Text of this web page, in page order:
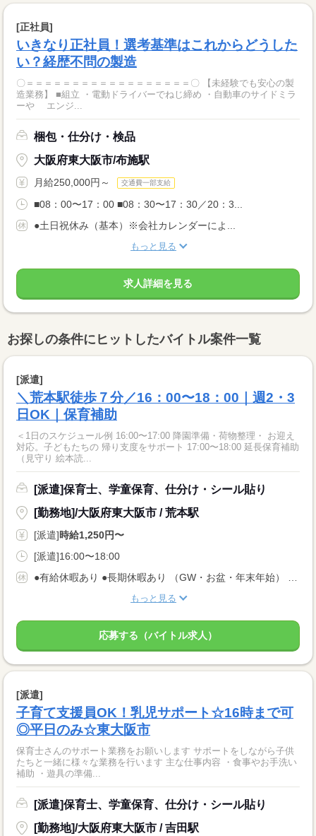
[正社員]
いきなり正社員！選考基準はこれからどうした
い？経歴不問の製造
〇＝＝＝＝＝＝＝＝＝＝＝＝＝＝＝＝＝＝〇 【未経験でも安心の製
造業務】 ■組立 ・電動ドライバーでねじ締め ・自動車のサイドミラ
ーや エンジ...
梱包・仕分け・検品
大阪府東大阪市/布施駅
月給250,000円～ 交通費一部支給
■08：00〜17：00 ■08：30〜17：30／20：3...
●土日祝休み（基本）※会社カレンダーによ...
もっと見る
求人詳細を見る
お探しの条件にヒットしたバイトル案件一覧
[派遣]
＼荒本駅徒歩７分／16：00〜18：00｜週2・3
日OK｜保育補助
＜1日のスケジュール例 16:00〜17:00 降園準備・荷物整理・ お迎え
対応。子どもたちの 帰り支度をサポート 17:00〜18:00 延長保育補助
（見守り 絵本読...
[派遣]保育士、学童保育、仕分け・シール貼り
[勤務地]/大阪府東大阪市 / 荒本駅
[派遣]時給1,250円〜
[派遣]16:00〜18:00
もっと見る
応募する（バイトル求人）
[派遣]
子育て支援員OK！乳児サポート☆16時まで可
◎平日のみ☆東大阪市
保育士さんのサポート業務をお願いします サポートをしながら子供
たちと一緒に様々な業務を行います 主な仕事内容 ・食事やお手洗い
補助 ・遊具の準備...
[派遣]保育士、学童保育、仕分け・シール貼り
[勤務地]/大阪府東大阪市 / 吉田駅